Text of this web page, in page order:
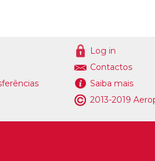
Log in
Contactos
Saiba mais
2013-2019